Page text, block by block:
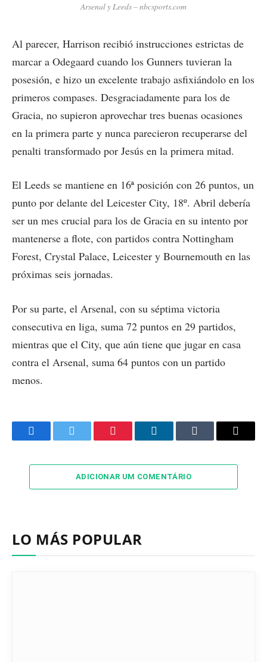
Arsenal y Leeds – nbcsports.com
Al parecer, Harrison recibió instrucciones estrictas de
marcar a Odegaard cuando los Gunners tuvieran la
posesión, e hizo un excelente trabajo asfixiándolo en los
primeros compases. Desgraciadamente para los de
Gracia, no supieron aprovechar tres buenas ocasiones
en la primera parte y nunca parecieron recuperarse del
penalti transformado por Jesús en la primera mitad.
El Leeds se mantiene en 16ª posición con 26 puntos, un
punto por delante del Leicester City, 18º. Abril debería
ser un mes crucial para los de Gracia en su intento por
mantenerse a flote, con partidos contra Nottingham
Forest, Crystal Palace, Leicester y Bournemouth en las
próximas seis jornadas.
Por su parte, el Arsenal, con su séptima victoria
consecutiva en liga, suma 72 puntos en 29 partidos,
mientras que el City, que aún tiene que jugar en casa
contra el Arsenal, suma 64 puntos con un partido
menos.
FacebookTwitter Pinterest LinkedInTumblr Email
ADICIONAR UM COMENTÁRIO
LO MÁS POPULAR